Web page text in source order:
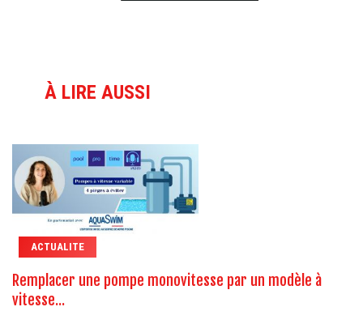
À LIRE AUSSI
ACTUALITE
Remplacer une pompe monovitesse par un modèle à
vitesse...